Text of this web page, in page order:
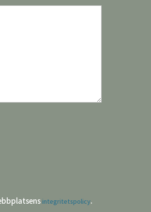
integritetspolicy.